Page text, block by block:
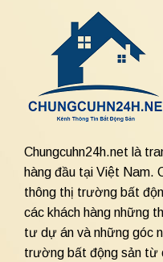
Chungcuhn24h.net là
hàng đầu tại Việt Nam.
thông thị trường bất
các khách hàng những
tư dự án và những góc
trường bất động sản từ